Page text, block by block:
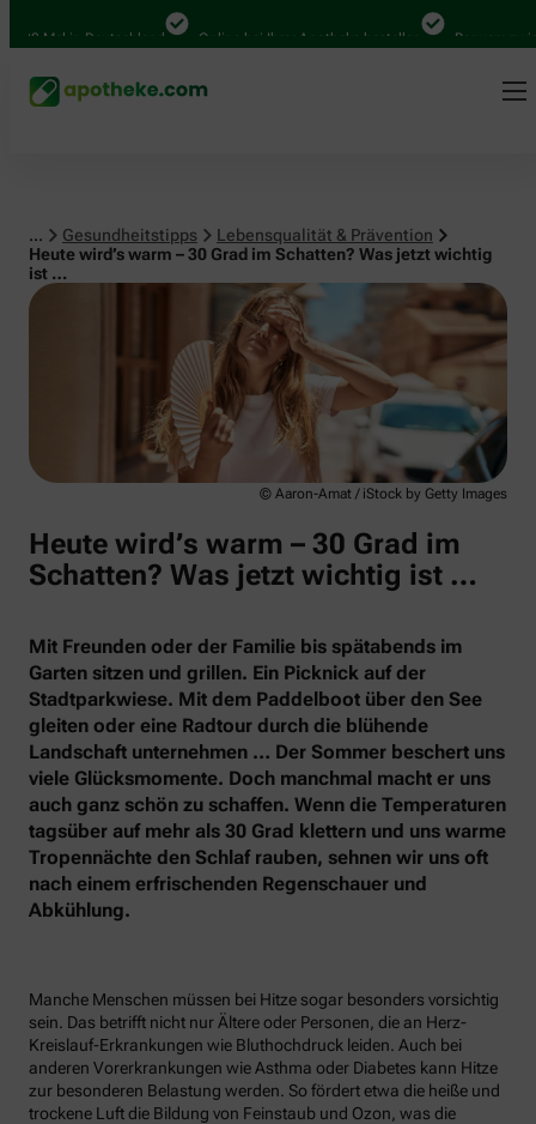
Mal in Deutschland Online bei Ihrer Apotheke bestellen Bequem
... Gesundheitstipps
Lebensqualität & Prävention
Heute wird’s warm – 30 Grad im Schatten? Was jetzt wichtig
ist …
Lebensqualität & Prävention
© Aaron-Amat / iStock by Getty Images
Heute wird’s warm – 30 Grad im
Schatten? Was jetzt wichtig ist …
Mit Freunden oder der Familie bis spätabends im
Garten sitzen und grillen. Ein Picknick auf der
Stadtparkwiese. Mit dem Paddelboot über den See
gleiten oder eine Radtour durch die blühende
Landschaft unternehmen … Der Sommer beschert uns
viele Glücksmomente. Doch manchmal macht er uns
auch ganz schön zu schaffen. Wenn die Temperaturen
tagsüber auf mehr als 30 Grad klettern und uns warme
Tropennächte den Schlaf rauben, sehnen wir uns oft
nach einem erfrischenden Regenschauer und
Abkühlung.
Manche Menschen müssen bei Hitze sogar besonders vorsichtig
sein. Das betrifft nicht nur Ältere oder Personen, die an Herz-
Kreislauf-Erkrankungen wie Bluthochdruck leiden. Auch bei
anderen Vorerkrankungen wie Asthma oder Diabetes kann Hitze
zur besonderen Belastung werden. So fördert etwa die heiße und
trockene Luft die Bildung von Feinstaub und Ozon, was die